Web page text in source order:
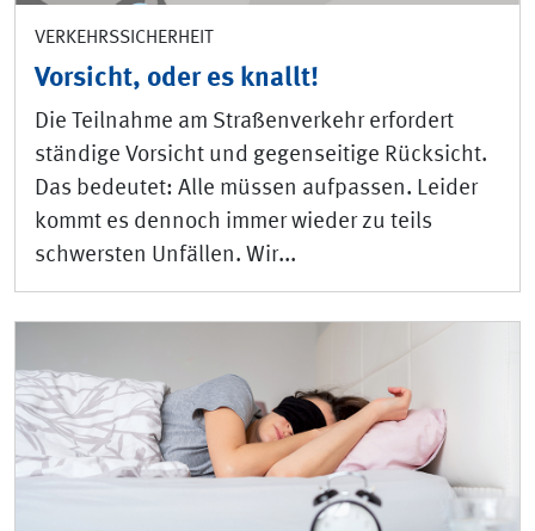
VERKEHRSSICHERHEIT
Vorsicht, oder es knallt!
Die Teilnahme am Straßenverkehr erfordert
ständige Vorsicht und gegenseitige Rücksicht.
Das bedeutet: Alle müssen aufpassen. Leider
kommt es dennoch immer wieder zu teils
schwersten Unfällen. Wir...